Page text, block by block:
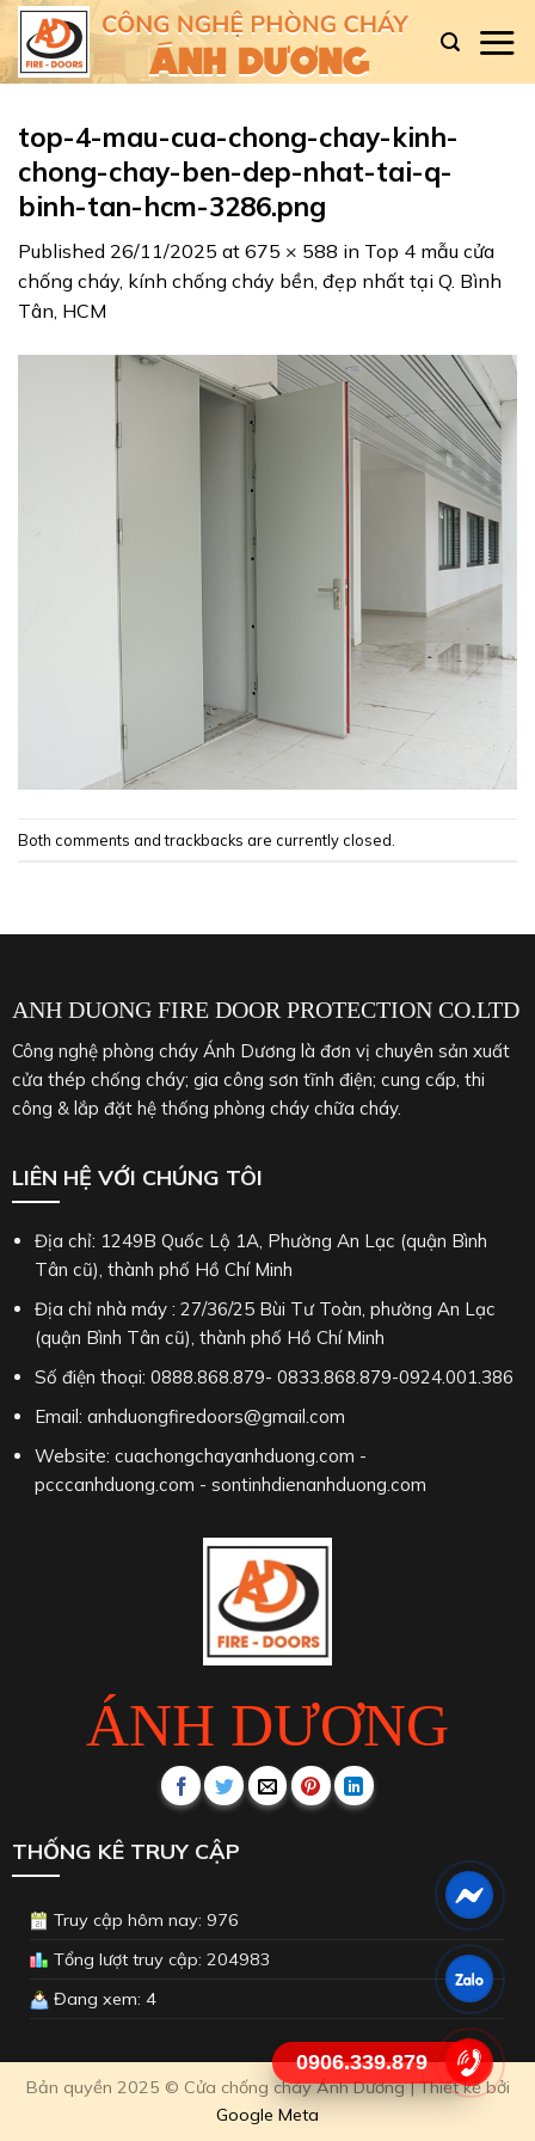
Skip
content
top-4-mau-cua-chong-chay-kinh-
chong-chay-ben-dep-nhat-tai-q-
binh-tan-hcm-3286.png
Published 26/11/2025 at 675 × 588 in Top 4 mẫu cửa
chống cháy, kính chống cháy bền, đẹp nhất tại Q. Bình
Tân, HCM
Both comments and trackbacks are currently closed.
ANH DUONG FIRE DOOR PROTECTION CO.LTD
Công nghệ phòng cháy Ánh Dương là đơn vị chuyên sản xuất
cửa thép chống cháy; gia công sơn tĩnh điện; cung cấp, thi
công & lắp đặt hệ thống phòng cháy chữa cháy.
ÁNH DƯƠNG
LIÊN HỆ VỚI CHÚNG TÔI
Địa chỉ: 1249B Quốc Lộ 1A, Phường An Lạc (quận Bình
Tân cũ), thành phố Hồ Chí Minh
Địa chỉ nhà máy : 27/36/25 Bùi Tư Toàn, phường An Lạc
(quận Bình Tân cũ), thành phố Hồ Chí Minh
Số điện thoại: 0888.868.879- 0833.868.879-0924.001.386
Email: anhduongfiredoors@gmail.com
Website: cuachongchayanhduong.com -
pcccanhduong.com - sontinhdienanhduong.com
THỐNG KÊ TRUY CẬP
Truy cập hôm nay: 976
Tổng lượt truy cập: 204983
Đang xem: 4
Bản quyền 2025 © Cửa chống cháy Ánh Dương | Thiết kế bởi
Google Meta
0906.339.879